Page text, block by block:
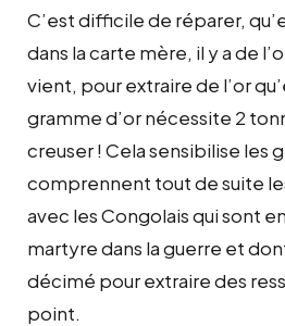
C’est difficile de réparer,
dans la carte mère, il y a de
vient, pour extraire de l’or
gramme d’or nécessite 2
creuser ! Cela sensibilise les
comprennent tout de suite
avec les Congolais qui sont
martyre dans la guerre et
décimé pour extraire des
point.